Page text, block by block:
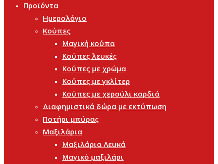
Προϊόντα
Ημερολόγιο
Κούπες
Μαγική κούπα
Κούπες λευκές
Κούπες με χρώμα
Κούπες με γκλίτερ
Κούπες με χερούλι καρδιά
Διαφημιστικά δώρα με εκτύπωση
Ποτήρι μπύρας
Μαξιλάρια
Μαξιλάρια Λευκά
Μαγικό μαξιλάρι